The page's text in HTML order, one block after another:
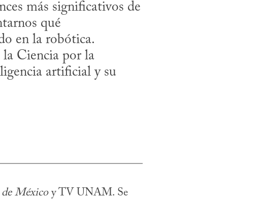
más significativos de
qué
en la robótica.
Ciencia por la
artificial y su
México y TV UNAM. Se